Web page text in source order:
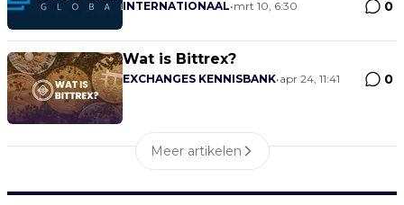
INTERNATIONAAL•mrt 10, 6:30 0
Wat is Bittrex?
EXCHANGES KENNISBANK•apr 24, 11:41 0
Meer artikelen